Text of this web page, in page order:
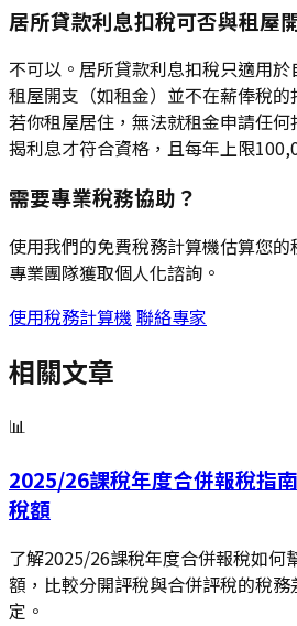
居所貸款利息扣稅可否與租屋
不可以。居所貸款利息扣稅只適用
租屋開支（如租金）並不在薪俸稅的
若你租屋居住，無法就租金申請任
揭利息才符合資格，且每年上限
需要專業稅務協助？
使用我們的免費稅務計算機估算您
專業團隊獲取個人化諮詢。
使用稅務計算機 聯絡專家
相關文章
📊
2025/26課稅年度合併報稅指
稅額
了解2025/26課稅年度合併報稅如何
額，比較分開評稅與合併評稅的稅
定。